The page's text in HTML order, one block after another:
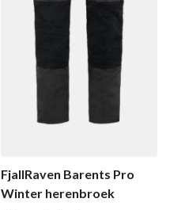
FjallRaven Barents Pro
Winter herenbroek